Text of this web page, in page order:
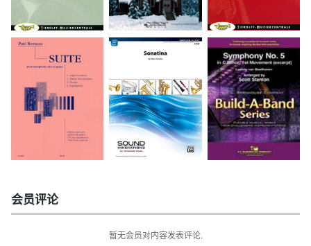
会员评论
暂无会员对内容发表评论.